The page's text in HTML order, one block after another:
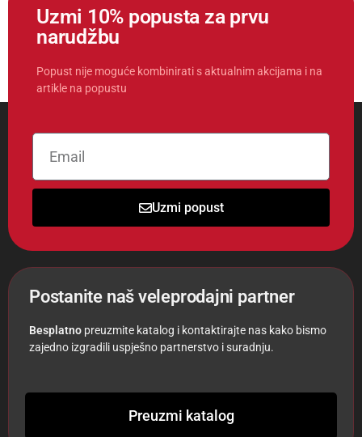
Uzmi 10% popusta za prvu
narudžbu
Popust nije moguće kombinirati s aktualnim akcijama i na
artikle na popustu
Uzmi popust
Postanite naš veleprodajni partner
Besplatno preuzmite katalog i kontaktirajte nas kako bismo
zajedno izgradili uspješno partnerstvo i suradnju.
Preuzmi katalog